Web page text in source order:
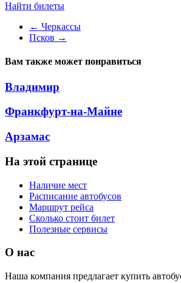
Найти билеты
← Черкассы
Псков →
Вам также может понравиться
Владимир
Франкфурт-на-Майне
Арзамас
На этой странице
Наличие мест
Расписание автобусов
Маршрут рейса
Сколько стоит билет
Полезные сервисы
О нас
Наша компания предлагает купить